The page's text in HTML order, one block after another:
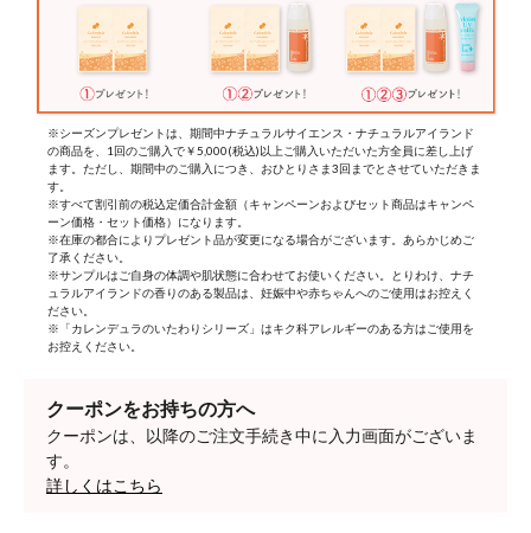
※シーズンプレゼントは、期間中ナチュラルサイエンス・ナチュラルアイランド
の商品を、1回のご購入で￥5,000(税込)以上ご購入いただいた方全員に差し上げ
ます。ただし、期間中のご購入につき、おひとりさま3回までとさせていただきま
す。
※すべて割引前の税込定価合計金額（キャンペーンおよびセット商品はキャンペ
ーン価格・セット価格）になります。
※在庫の都合によりプレゼント品が変更になる場合がございます。あらかじめご
了承ください。
※サンプルはご自身の体調や肌状態に合わせてお使いください。とりわけ、ナチ
ュラルアイランドの香りのある製品は、妊娠中や赤ちゃんへのご使用はお控えく
ださい。
※「カレンデュラのいたわりシリーズ」はキク科アレルギーのある方はご使用を
お控えください。
クーポンをお持ちの方へ
クーポンは、以降のご注文手続き中に入力画面がございま
す。
詳しくはこちら